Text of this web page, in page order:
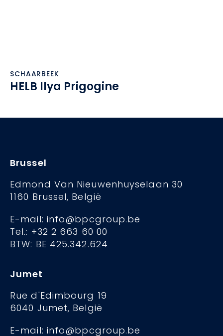
SCHAARBEEK
HELB Ilya Prigogine
Brussel
Edmond Van Nieuwenhuyselaan 30
1160 Brussel, België
E-mail: info@bpcgroup.be
Tel.: +32 2 663 60 00
BTW: BE 425.342.624
Jumet
Rue d'Edimbourg 19
6040 Jumet, België
E-mail: info@bpcgroup.be